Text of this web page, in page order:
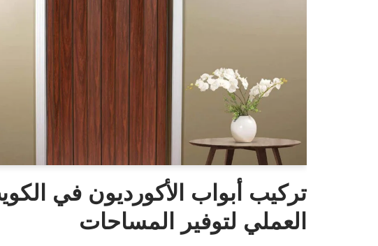
تركيب أبواب الأكورديون في
العملي لتوفير المساحات